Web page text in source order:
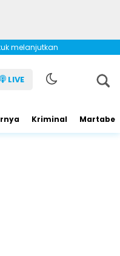
melanjutkan
LIVE
Kriminal Martabe